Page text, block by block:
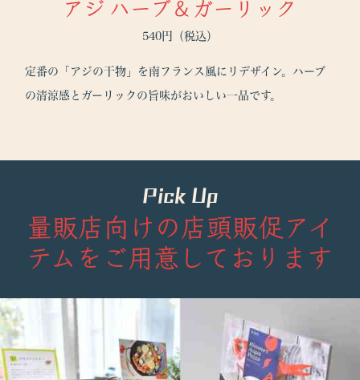
アジ ハーブ＆ガーリック
540円（税込）
定番の「アジの干物」を南フランス風にリデザイン。ハーブ
の清涼感とガーリックの旨味がおいしい一品です。
Pick Up
量販店向けの店頭販促アイ
テムをご用意しております